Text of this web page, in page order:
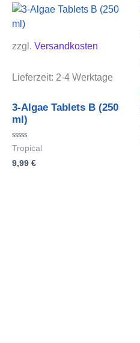
zzgl. Versandkosten
Lieferzeit: 2-4 Werktage
3-Algae Tablets B (250
ml)
Bewertet
0
Tropical
9,99 €